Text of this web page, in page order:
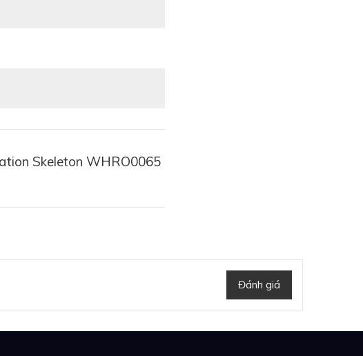
Skeleton WHRO0065
Đánh giá